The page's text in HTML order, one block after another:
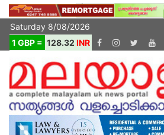
Saturday 8/08/2026
1 GBP = 128.32 INR